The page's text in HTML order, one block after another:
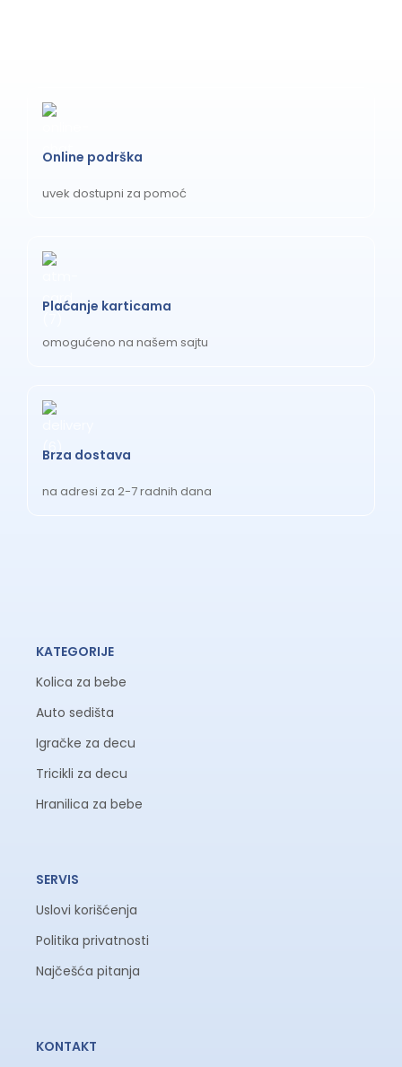
Online podrška
uvek dostupni za pomoć
Plaćanje karticama
omogućeno na našem sajtu
Brza dostava
na adresi za 2-7 radnih dana
KATEGORIJE
Kolica za bebe
Auto sedišta
Igračke za decu
Tricikli za decu
Hranilica za bebe
SERVIS
Uslovi korišćenja
Politika privatnosti
Najčešća pitanja
KONTAKT